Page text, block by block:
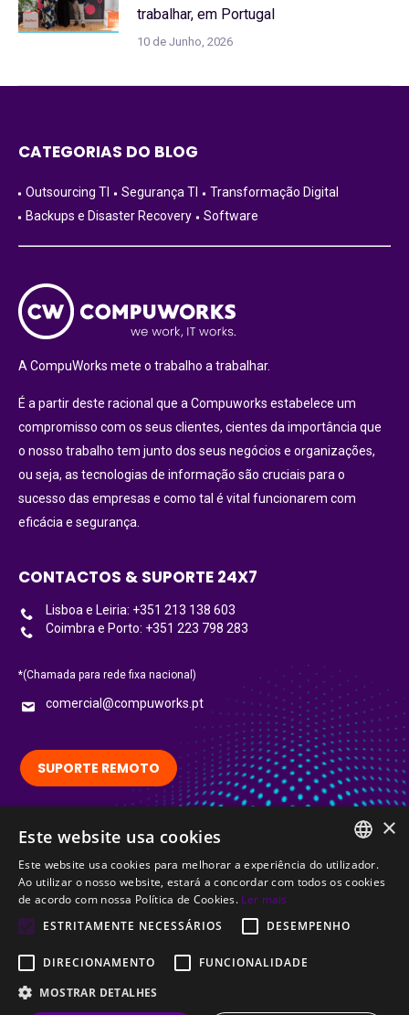
trabalhar, em Portugal
10 de Junho, 2026
CATEGORIAS DO BLOG
Outsourcing TI Segurança TI
Transformação Digital
Backups e Disaster Recovery
Software
A CompuWorks mete o trabalho a trabalhar.
É a partir deste racional que a Compuworks estabelece um
compromisso com os seus clientes, cientes da importância que
o nosso trabalho tem junto dos seus negócios e organizações,
ou seja, as tecnologias de informação são cruciais para o
sucesso das empresas e como tal é vital funcionarem com
eficácia e segurança.
CONTACTOS & SUPORTE 24X7
Lisboa e Leiria: +351 213 138 603
Coimbra e Porto: +351 223 798 283
*(Chamada para rede fixa nacional)
comercial@compuworks.pt
SUPORTE REMOTO
Siga-nos no LinkedIn:
LinkedIn
Certified
PORTUGUESE
×
Este website usa cookies
Este website usa cookies para melhorar a experiência do utilizador.
Ao utilizar o nosso website, estará a concordar com todos os cookies
de acordo com nossa Política de Cookies. Ler mais
ESTRITAMENTE NECESSÁRIOS
DESEMPENHO
DIRECIONAMENTO
FUNCIONALIDADE
MOSTRAR DETALHES